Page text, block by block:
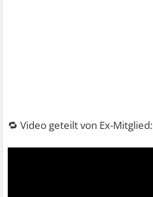
🔁 Video geteilt von Ex-Mitglied: